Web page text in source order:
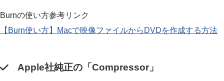
Burnの使い方参考リンク
【Burn使い方】Macで映像ファイルからDVDを作成する方法
Apple社純正の「Compressor」